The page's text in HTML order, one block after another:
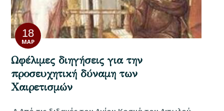
18
ΜΑΡ
Ωφέλιμες διηγήσεις για την
προσευχητική δύναμη των
Χαιρετισμών